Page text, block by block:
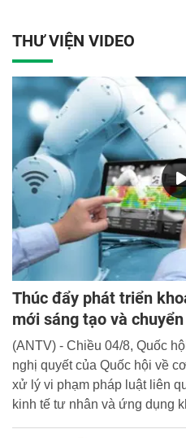
THƯ VIỆN VIDEO
Thúc đẩy phát triển
mới sáng tạo và
(ANTV) - Chiều 04/8, Quốc
nghị quyết của Quốc hội về
xử lý vi phạm pháp luật liên
kinh tế tư nhân và ứng dụng